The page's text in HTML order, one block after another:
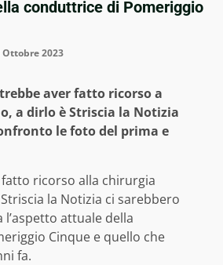
conduttrice di Pomeriggio
Ottobre 2023
aver fatto ricorso a
a dirlo è Striscia la Notizia
le foto del prima e
fatto ricorso alla chirurgia
la Notizia ci sarebbero
attuale della
Cinque e quello che
fa.